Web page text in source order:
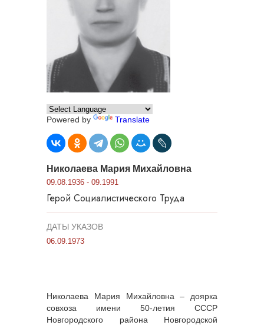
Powered by Translate
Николаева Мария Михайловна
09.08.1936 - 09.1991
Герой Социалистического Труда
ДАТЫ УКАЗОВ
06.09.1973
Николаева Мария Михайловна – доярка
совхоза имени 50-летия СССР
Новгородского района Новгородской